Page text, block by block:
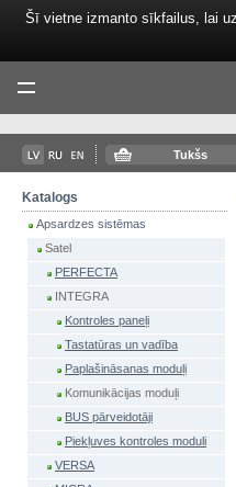
Menu
Tukšs
Katalogs
Apsardzes sistēmas
Satel
PERFECTA
INTEGRA
Kontroles paneļi
Tastatūras un vadība
Paplašināsanas moduļi
Komunikācijas moduļi
BUS pārveidotāji
Piekļuves kontroles moduli
VERSA
Šī vietne izmanto sīkfailus, lai